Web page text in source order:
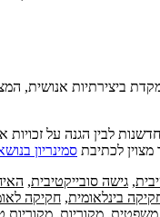
ביצירתיות
לבין הגנה על
לכתיבת סמינריון
, גישה סובייקטיבית,
בינלאומית, חקיקה